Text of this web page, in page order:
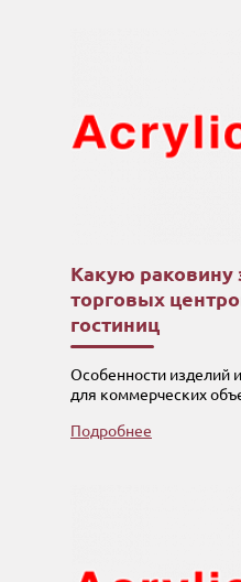
Какую раковину
торговых
гостиниц
Особенности изделий
для коммерческих
Подробнее